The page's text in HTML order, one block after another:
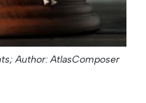
Author: AtlasComposer;